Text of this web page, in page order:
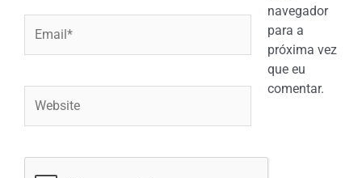
navegador
para a
próxima vez
que eu
comentar.